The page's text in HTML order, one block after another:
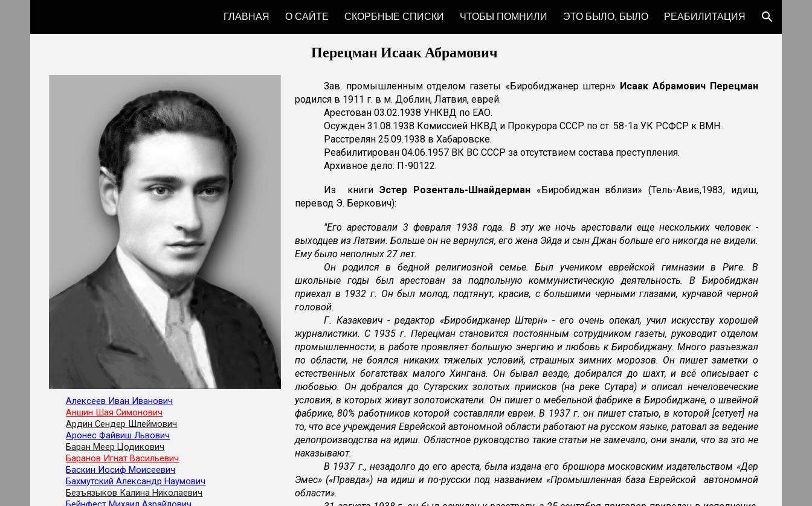
Skip to main content Skip to navigation
ГЛАВНАЯ О САЙТЕ СКОРБНЫЕ СПИСКИ ЧТОБЫ ПОМНИЛИ ЭТО БЫЛО, БЫЛО РЕАБИЛИТАЦИЯ
Перецман Исаак Абрамович
Алексеев Иван Иванович
Аншин Шая Симонович
Ардин Сендер Шлеймович
Аронес Файвиш Львович
Баран Меер Цодикович
Баранов Игнат Васильевич
Баскин Иосиф Моисеевич
Бахмутский Александр Наумович
Безъязыков Калина Николаевич
Зав. промышленным отделом газеты «Биробиджанер штерн» Исаак Абрамович Перецман
родился в 1911 г. в м. Доблин, Латвия, еврей.
Арестован 03.02.1938 УНКВД по ЕАО.
Осужден 31.08.1938 Комиссией НКВД и Прокурора СССР по ст. 58-1а УК РСФСР к ВМН.
Расстрелян 25.09.1938 в Хабаровске.
Реабилитирован 04.06.1957 ВК ВС СССР за отсутствием состава преступления.
Архивное дело: П-90122.
Из книгиЭстер Розенталь-Шнайдерман«Биробиджан вблизи» (Тель-Авив,1983, идиш,
перевод Э. Беркович):
"Его арестовали 3 февраля 1938 года. В эту же ночь арестовали еще нескольких человек -
выходцев из Латвии. Больше он не вернулся, его жена Эйда и сын Джан больше его никогда не видели.
Ему было неполных 27 лет.
Он родился в бедной религиозной семье. Был учеником еврейской гимназии в Риге. В
школьные годы был арестован за подпольную коммунистическую деятельность. В Биробиджан
приехал в 1932 г. Он был молод, подтянут, красив, с большими черными глазами, курчавой черной
головой.
Г. Казакевич - редактор «Биробиджанер Штерн» - его очень опекал, учил искусству хорошей
журналистики. С 1935 г. Перецман становится постоянным сотрудником газеты, руководит отделом
промышленности, в работе проявляет большую энергию и любовь к Биробиджану. Много разъезжал
по области, не боялся никаких тяжелых условий, страшных зимних морозов. Он пишет заметки о
естественных богатствах малого Хингана. Он бывал везде, добирался до шахт, и всё описывает с
любовью. Он добрался до Сутарских золотых приисков (на реке Сутара) и описал нечеловеческие
условия, в которых живут золотоискатели. Он пишет о мебельной фабрике в Биробиджане, о швейной
фабрике, 80% работников которой составляли евреи. В 1937 г. он пишет статью, в которой [сетует] на
то, что все учреждения Еврейской автономной области работают на русском языке, ратовал за ведение
делопроизводства на идиш. Областное руководство такие статьи не замечало, они знали, что за это не
наказывают.
В 1937 г., незадолго до его ареста, была издана его брошюра московским издательством «Дер
Эмес» («Правда») на идиш и по-русски под названием «Промышленная база Еврейской автономной
области».